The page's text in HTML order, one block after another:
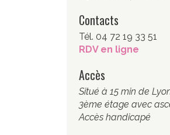
Contacts
Tél. 04 72 19 33 51
RDV en ligne
Accès
Situé à 15 min de
3ème étage avec
Accès handicapé